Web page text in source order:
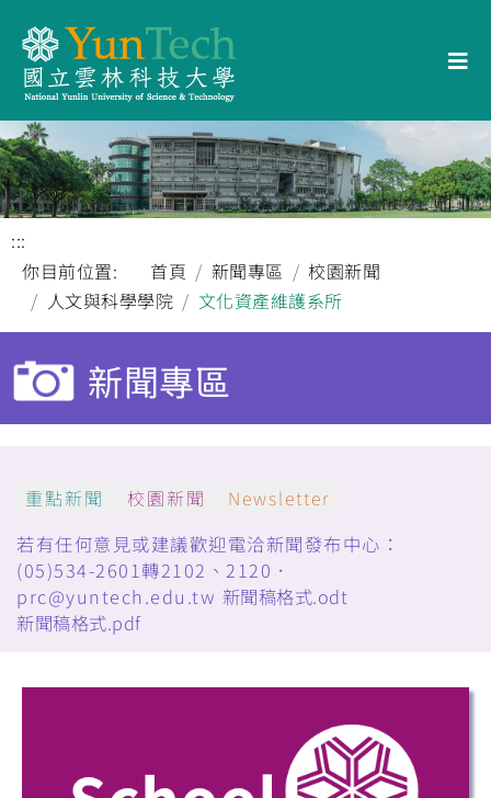
:::
你目前位置:
首頁 新聞專區
校園新聞
人文與科學學院
文化資產維護系所
新聞專區
重點新聞 校園新聞
Newsletter
若有任何意見或建議歡迎電洽新聞發布中心：
(05)534-2601轉2102、2120．
prc@yuntech.edu.tw 新聞稿格式.odt
新聞稿格式.pdf